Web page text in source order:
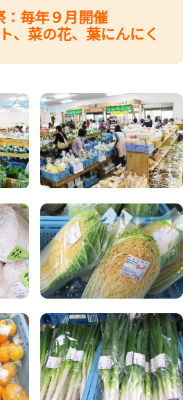
：毎年９月開催
、菜の花、葉にんにく